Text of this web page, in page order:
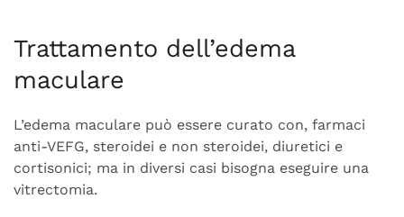
Trattamento dell’edema
maculare
L’edema maculare può essere curato con, farmaci
anti-VEFG, steroidei e non steroidei, diuretici e
cortisonici; ma in diversi casi bisogna eseguire una
vitrectomia.